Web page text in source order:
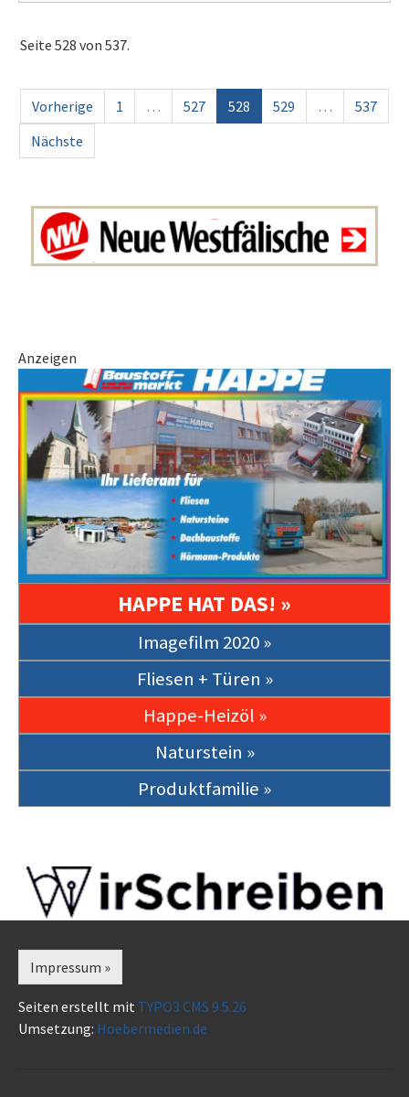
Seite 528 von 537.
Vorherige 1 … 527 528 529 …
537
Nächste
Anzeigen
Impressum »
Seiten erstellt mit TYPO3 CMS 9.5.26
Umsetzung: Hoebermedien.de